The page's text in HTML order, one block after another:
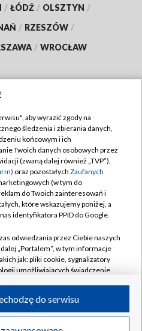
/ ŁÓDŹ / OLSZTYN /
/ RZESZÓW /
/ WROCŁAW
TVP
TVP
prywatności
zgody
S.A. w likwidacji
aby wyrazić zgody na
śledzenia i zbierania danych,
końcowym i ich
Twoich danych osobowych przez
(zwaną dalej również „TVP”),
oraz pozostałych Zaufanych
(w tym do
do Twoich zainteresowań i
które wskazujemy poniżej, a
identyfikatora PPID do Google.
odwiedzania przez Ciebie naszych
„Portalem”, w tym informacje
jak: pliki cookie, sygnalizatory
umożliwiających świadczenie
odwiedzania przez Ciebie
do serwisu